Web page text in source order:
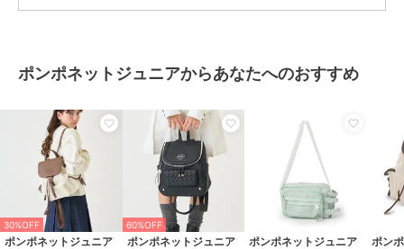
タブ部分：合成皮革
お手入れ
洗濯方法は商品タグをご確認くだ
さい
原産国 中国
ポンポネットジュニアからあなたへのおすすめ
30%OFF
ポンポネットジュニア
60%OFF
ポンポネットジュニア ポンポネットジュニア ポン